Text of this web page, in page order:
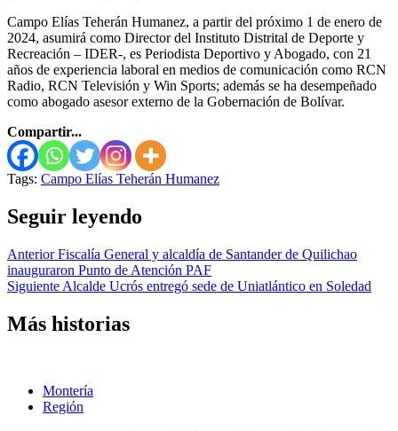
Campo Elías Teherán Humanez, a partir del próximo 1 de enero de
2024, asumirá como Director del Instituto Distrital de Deporte y
Recreación – IDER-, es Periodista Deportivo y Abogado, con 21
años de experiencia laboral en medios de comunicación como RCN
Radio, RCN Televisión y Win Sports; además se ha desempeñado
como abogado asesor externo de la Gobernación de Bolívar.
Compartir...
Tags: Campo Elías Teherán Humanez
Seguir leyendo
AnteriorFiscalía General y alcaldía de Santander de Quilichao
inauguraron Punto de Atención PAF
Siguiente Alcalde Ucrós entregó sede de Uniatlántico en Soledad
Más historias
Montería
Región